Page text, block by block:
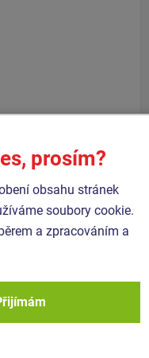
prosím?
obsahu stránek
soubory cookie.
a zpracováním a